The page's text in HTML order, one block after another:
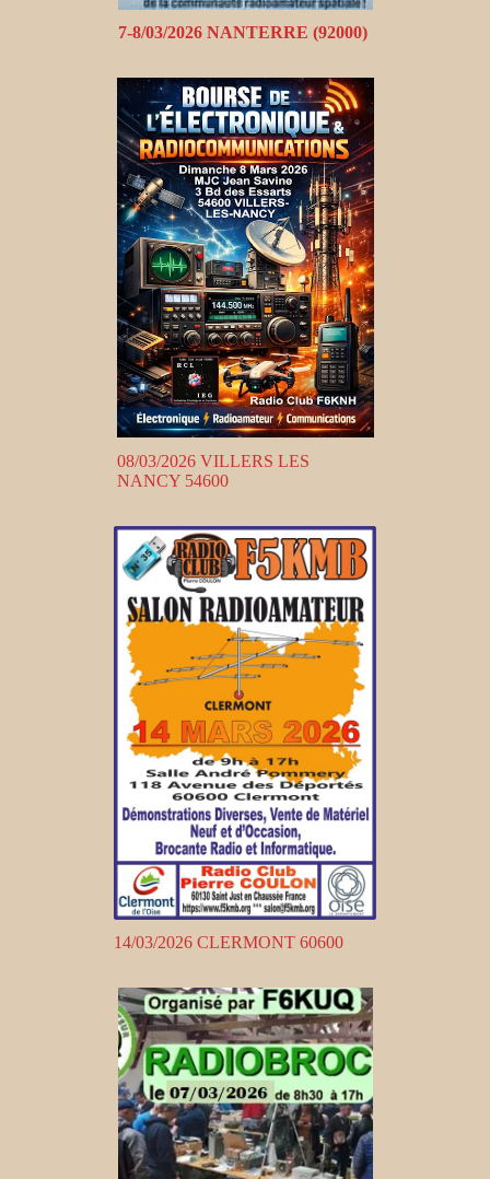
7-8/03/2026 NANTERRE (92000)
08/03/2026 VILLERS LES
NANCY 54600
14/03/2026 CLERMONT 60600